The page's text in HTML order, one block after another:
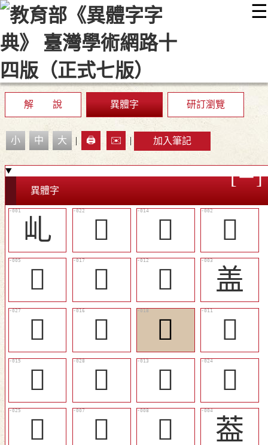
☰
::: 最新消息 常見問題 編輯說明
顯示模式
網站導覽
解 說 異體字 研訂瀏覽
小 中 大 | 🖨️ ✉️ | 加入筆記
異體字
乢 󵆊 󵆃
𤇁
𤇙
󵆆 󵆁
盖
󵆎
󵆅 󵆇
󵆀
󵆄
󵆏 󵆂
󵆋
󵆌
󵅼 󵅽
葢